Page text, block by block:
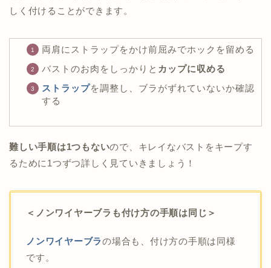
しく付けることができます。
両肩にストラップをかけ前屈みでホックを留める
バストのお肉をしっかりと カップに収める
ストラップを調整し、ブラがずれていないか確認
する
難しい手順は1つもないので、キレイなバストをキープす
るために1つずつ詳しく見ていきましょう！
＜ノンワイヤーブラも付け方の手順は同じ＞
ノンワイヤーブラの場合も、付け方の手順は同様
です。